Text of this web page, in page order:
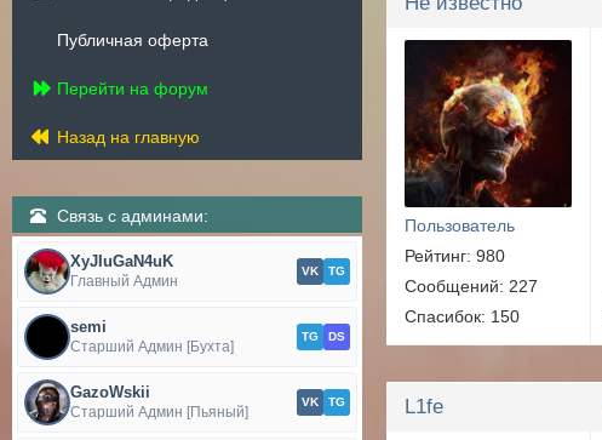
Публичная оферта
Перейти на форум
Назад на главную
Связь с админами:
XyJIuGaN4uK
Главный Админ
VK TG
semi
Старший Админ [Бухта]
TG DS
GazoWskii
Старший Админ [Пьяный]
VK TG
Пользователь
Рейтинг: 980
Сообщений: 227
Спасибок: 150
L1fe